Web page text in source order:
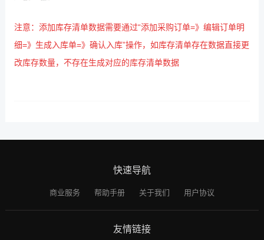
注意：添加库存清单数据需要通过“添加采购订单=》编辑订单明
细=》生成入库单=》确认入库”操作，如库存清单存在数据直接更
改库存数量，不存在生成对应的库存清单数据
快速导航
商业服务 帮助手册 关于我们 用户协议
友情链接